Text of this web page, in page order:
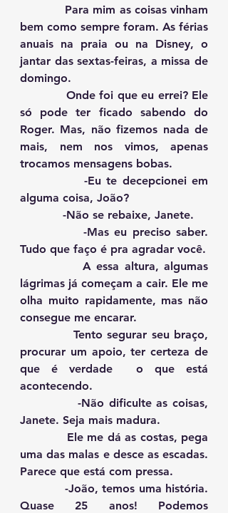
bem como sempre foram. As férias
anuais na praia ou na Disney, o
jantar das sextas-feiras, a missa de
domingo.
só pode ter ficado sabendo do
Roger. Mas, não fizemos nada de
mais, nem nos vimos, apenas
trocamos mensagens bobas.
alguma coisa, João?
            -Não se rebaixe, Janete.
Tudo que faço é pra agradar você.
lágrimas já começam a cair. Ele me
olha muito rapidamente, mas não
consegue me encarar.
            Tento segurar seu braço,
procurar um apoio, ter certeza de
que é verdade  o que está
acontecendo.
Janete. Seja mais madura.
uma das malas e desce as escadas.
Parece que está com pressa.
            -João, temos uma história.
Quase 25 anos! Podemos